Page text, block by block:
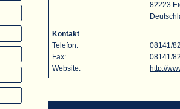
82223
Kontakt
Telefon:
Fax:
Website:
08141/
08141/
http://